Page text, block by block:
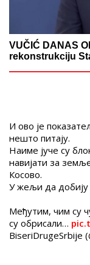
VUČIĆ DANAS
rekonstrukciju
И ово је
нешто питају.
Наиме јуче су
навијати за
Косово.
У жељи да добију
Међутим, чим су
су обрисали…
BiseriDrugeSrbije